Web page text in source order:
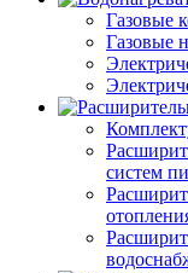
Газовые
Газовые
систем